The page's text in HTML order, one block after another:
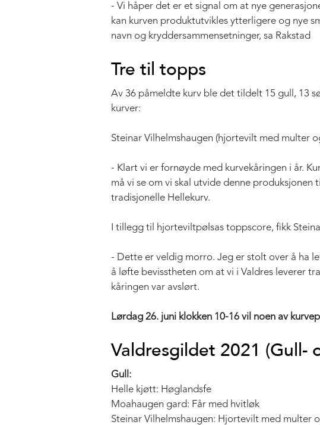
- Vi håper det er et signal om at nye
kan kurven produktutvikles ytterligere og nye
navn og kryddersammensetninger, sa Rakstad
Tre til topps
Av 36 påmeldte kurv ble det tildelt 15 gull, 13
kurver:
Steinar Vilhelmshaugen (hjortevilt med multer
- Klart vi er fornøyde med kurvekåringen i år.
må vi se om vi skal utvide denne
tradisjonelle Hellekurv.
I tillegg til hjorteviltpølsas toppscore, fikk
- Dette er veldig morro. Jeg er stolt over å ha
å løfte bevisstheten om at vi i Valdres leverer
kåringen var avslørt.
Lørdag 26. juni klokken 10-16 vil noen av
Valdresgildet 2021 (Gull-
Gull:
Helle kjøtt: Høglandsfe
Moahaugen gard: Får med hvitløk
Steinar Vilhelmshaugen: Hjortevilt med multer